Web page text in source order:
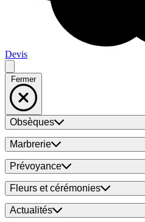
Devis
Fermer
Obsèques
Marbrerie
Prévoyance
Fleurs et cérémonies
Actualités